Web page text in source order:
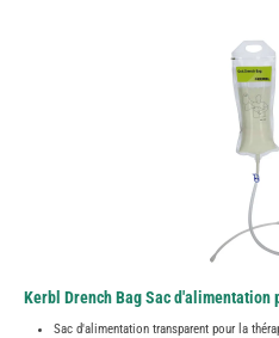
Kerbl Drench Bag Sac d'alimentation
Sac d'alimentation transparent pour la